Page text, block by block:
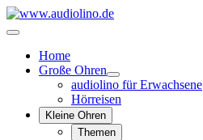
Home
Große Ohren
audiolino für Erwachsene
Hörreisen
Kleine Ohren
Themen